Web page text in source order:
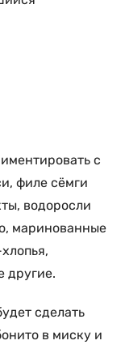
с
филе сёмги
водоросли
маринованные
другие.
сделать
в миску и